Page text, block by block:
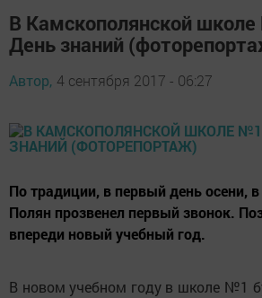
В Камскополянской
День знаний
Автор, 4 сентября 2017 - 06:27
По традиции, в первый день осени,
Полян прозвенел первый звонок.
впереди новый учебный год.
В новом учебном году в школе №1